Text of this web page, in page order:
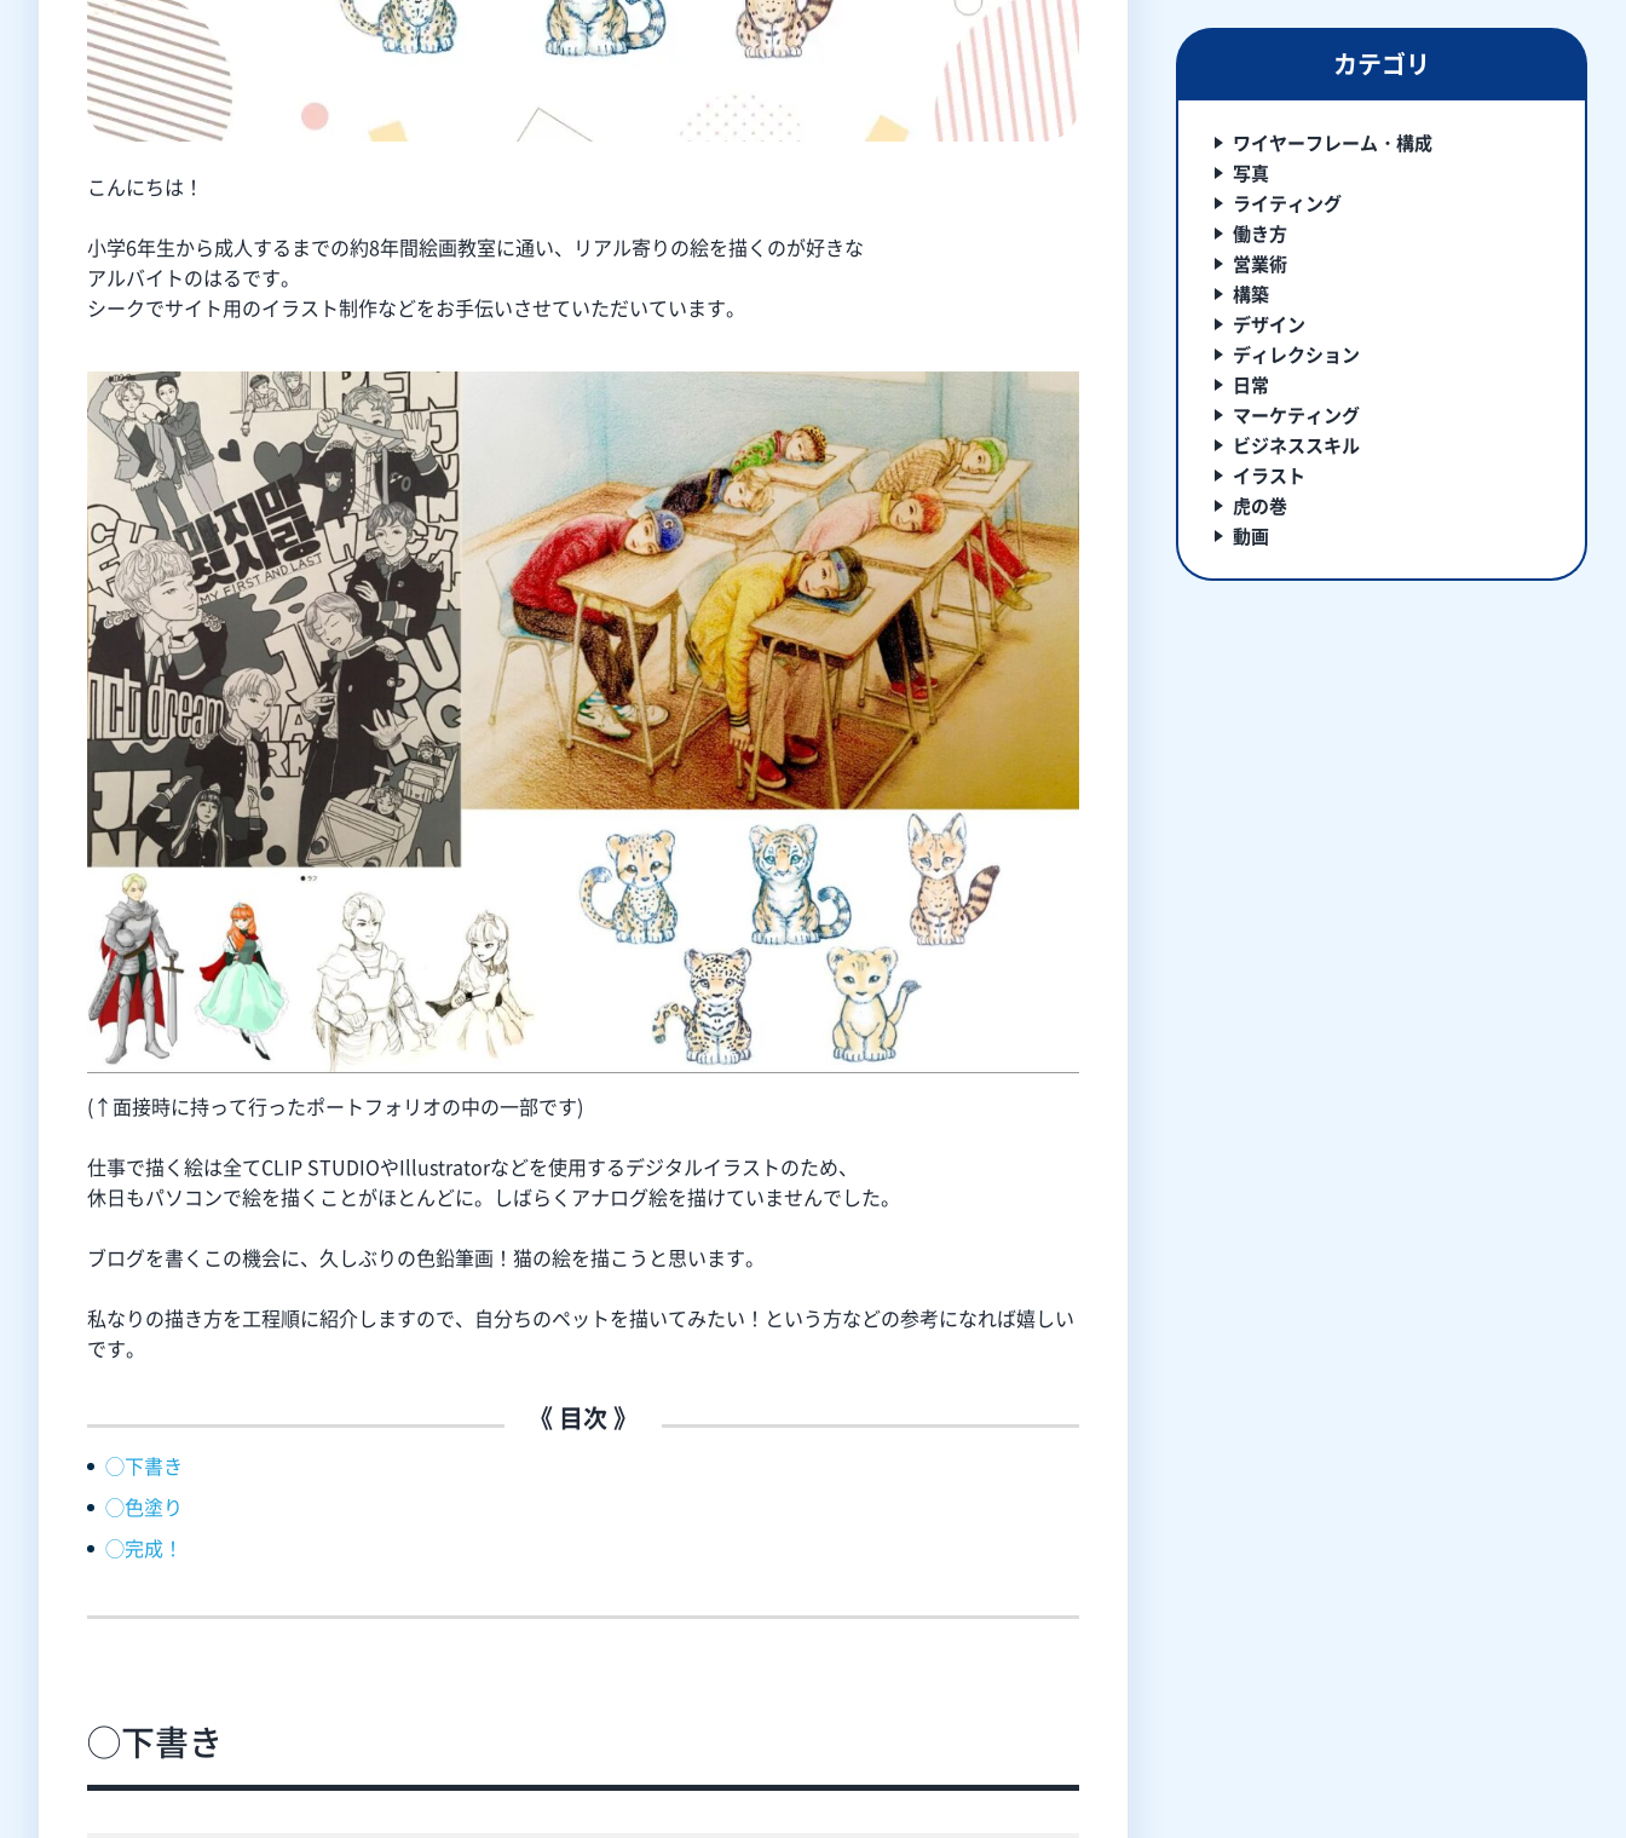
こんにちは！
小学6年生から成人するまでの約8年間絵画教室に通い、リアル寄りの絵を描くのが好きな
アルバイトのはるです。
シークでサイト用のイラスト制作などをお手伝いさせていただいています。
(↑面接時に持って行ったポートフォリオの中の一部です)
仕事で描く絵は全てCLIP STUDIOやIllustratorなどを使用するデジタルイラストのため、
休日もパソコンで絵を描くことがほとんどに。しばらくアナログ絵を描けていませんでした。
ブログを書くこの機会に、久しぶりの色鉛筆画！猫の絵を描こうと思います。
私なりの描き方を工程順に紹介しますので、自分ちのペットを描いてみたい！という方などの参考になれば嬉しい
です。
《 目次 》
◯下書き
◯色塗り
◯完成！
◯下書き
カテゴリ
ワイヤーフレーム・構成
写真
ライティング
働き方
営業術
構築
デザイン
ディレクション
日常
マーケティング
ビジネススキル
イラスト
虎の巻
動画